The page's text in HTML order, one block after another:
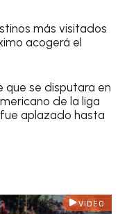
más visitados
acogerá el
que se disputara en
de la liga
fue aplazado hasta
VIDEO